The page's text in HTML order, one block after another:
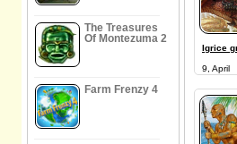
The Treasures
Of Montezuma 2
Farm Frenzy 4
Igrice
9, April